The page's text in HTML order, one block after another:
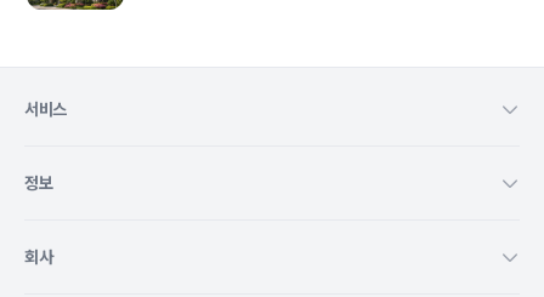
서비스
정보
회사